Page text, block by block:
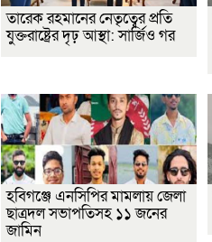
তারেক রহমানের নেতৃত্বের প্রতি
যুক্তরাষ্ট্রের দৃঢ় আস্থা: সার্জিও গর
হবিগঞ্জে এনসিপির মামলায় জেলা
ছাত্রদল সভাপতিসহ ১১ জনের
জামিন